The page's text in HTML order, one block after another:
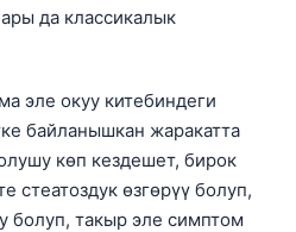
да классикалык
эле окуу китебиндеги
байланышкан жаракатта
көп кездешет, бирок
стеатоздук өзгөрүү болуп,
болуп, такыр эле симптом